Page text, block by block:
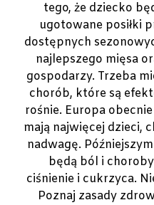
tego, że dziecko
ugotowane posiłki
dostępnych
najlepszego mięsa
gospodarzy. Trzeba
chorób, które są
rośnie. Europa
mają najwięcej dzieci,
nadwagę.
będą ból i
ciśnienie i cukrzyca.
Poznaj zasady